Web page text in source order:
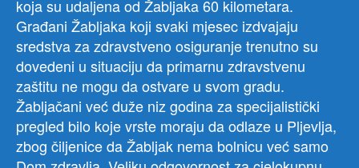
koja su udaljena od Žabljaka 60 kilometara.
Građani Žabljaka koji svaki mjesec izdvajaju
sredstva za zdravstveno osiguranje trenutno su
dovedeni u situaciju da primarnu zdravstvenu
zaštitu ne mogu da ostvare u svom gradu.
Žabljačani već duže niz godina za specijalistički
pregled bilo koje vrste moraju da odlaze u Pljevlja,
zbog čiljenice da Žabljak nema bolnicu već samo